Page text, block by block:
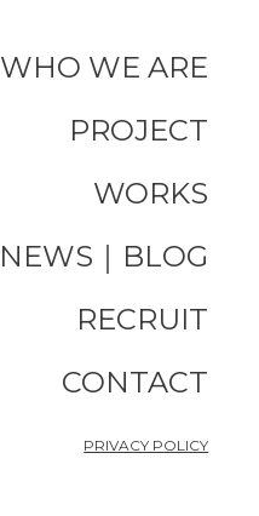
WHO WE ARE
PROJECT
WORKS
NEWS｜BLOG
RECRUIT
CONTACT
PRIVACY POLICY